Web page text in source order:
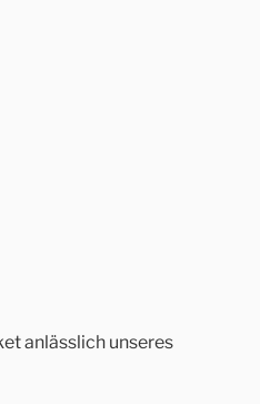
anlässlich unseres